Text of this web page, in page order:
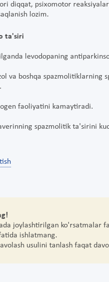
diqqat, psixomotor
lozim.
ta'siri
levodopaning
va boshqa
faoliyatini kamaytiradi.
spazmolitik ta'sirini
joylashtirilgan ko'rsatmalar
ishlatmang.
usulini tanlash faqat